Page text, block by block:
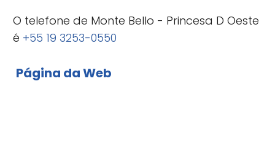
O telefone de Monte Bello - Princesa D Oeste
é +55 19 3253-0550
Página da Web